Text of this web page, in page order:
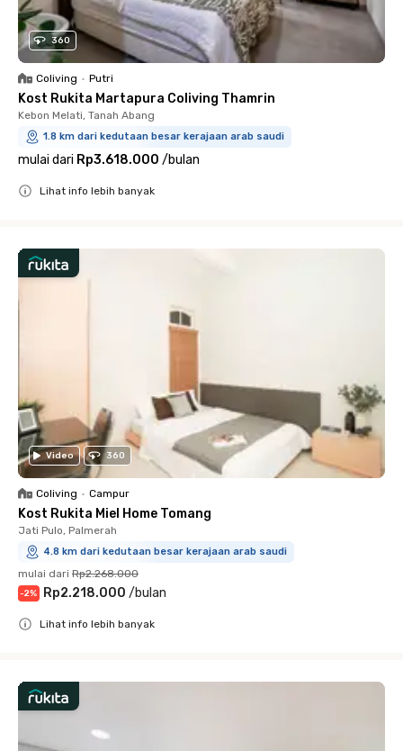
360
Coliving • Putri
Kost Rukita Martapura Coliving Thamrin
Kebon Melati, Tanah Abang
1.8 km dari kedutaan besar kerajaan arab saudi
mulai dari Rp3.618.000 /bulan
Lihat info lebih banyak
Video 360
Coliving • Campur
Kost Rukita Miel Home Tomang
Jati Pulo, Palmerah
4.8 km dari kedutaan besar kerajaan arab saudi
mulai dari Rp2.268.000
-2% Rp2.218.000 /bulan
Lihat info lebih banyak